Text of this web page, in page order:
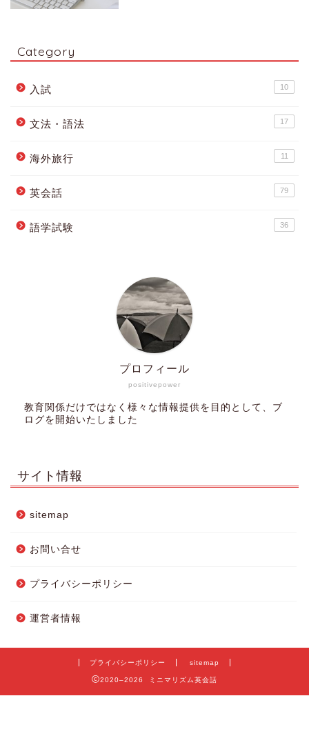
Category
入試 10
文法・語法 17
海外旅行 11
英会話 79
語学試験 36
positivepower
プロフィール
教育関係だけではなく様々な情報提供を目的として、ブ
ログを開始いたしました
サイト情報
sitemap
お問い合せ
プライバシーポリシー
運営者情報
プライバシーポリシー sitemap
2020–2026 ミニマリズム英会話